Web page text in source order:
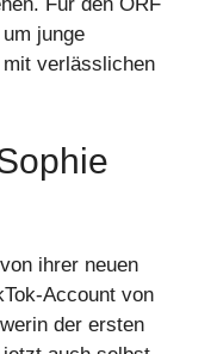
Für den ORF
junge
verlässlichen
ihrer neuen
Account von
der ersten